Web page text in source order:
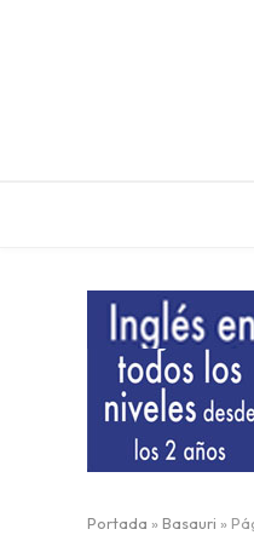
Portada » Basauri »